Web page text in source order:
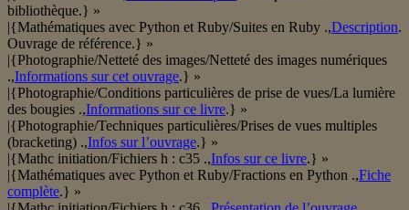
bibliothèque.} »
|{Mathématiques avec Python et Ruby/Suites en Ruby .,Description.
Ouvrage de référence.} »
|{Photographie/Netteté des images/Netteté des images numériques
.,Informations sur cet ouvrage.} »
|{Photographie/Conditions particulières de prise de vues/La lumière
des bougies .,Informations sur ce livre.} »
|{Photographie/Techniques particulières/Prises de vues multiples
(bracketing) .,Infos sur l’ouvrage.} »
|{Mathc initiation/Fichiers h : c35 .,Infos sur ce livre.} »
|{Mathématiques avec Python et Ruby/Fractions en Python .,Fiche
complète.} »